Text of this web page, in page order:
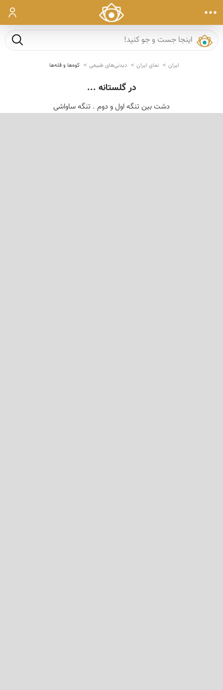
ورود
جست و
ایران نمای ایران دیدنی‌های طبیعی کوه‌ها و قله‌ها
در گلستانه ...
دشت بین تنگه اول و دوم . تنگه ساواشی